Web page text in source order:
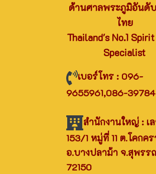
ด้านศาลพระภูมิอันดับ
ไทย
Thailand's No.1
Specialist
เบอร์โทร : 096-
9655961,086-
สำนักงานใหญ่ : เ
153/1 หมู่ที่ 11 ต.โคกค
อ.บางปลาม้า จ.สุพร
72150